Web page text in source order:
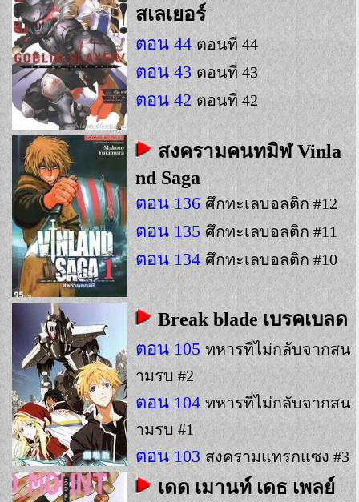
สเลเยอร์
ตอน 44 ตอนที่ 44
ตอน 43 ตอนที่ 43
ตอน 42 ตอนที่ 42
สงครามคนทมิฬ Vinla
nd Saga
ตอน 136 ศึกทะเลบอลติก #12
ตอน 135 ศึกทะเลบอลติก #11
ตอน 134 ศึกทะเลบอลติก #10
Break blade เบรคเบลด
ตอน 105 ทหารที่ไม่กลับจากสน
ามรบ #2
ตอน 104 ทหารที่ไม่กลับจากสน
ามรบ #1
ตอน 103 สงครามแทรกแซง #3
เดด เมานท์ เดธ เพลย์